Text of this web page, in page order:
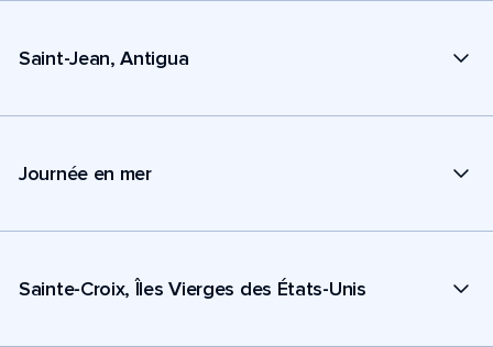
Saint-Jean, Antigua
Journée en mer
Sainte-Croix, Îles Vierges des États-Unis